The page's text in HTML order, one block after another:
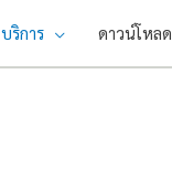
บริการ ดาวน์โหลด